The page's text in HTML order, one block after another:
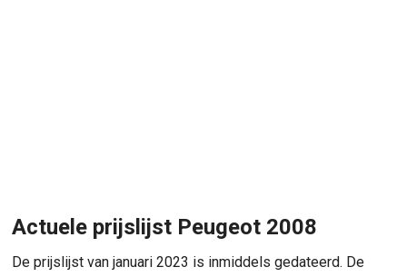
Actuele prijslijst Peugeot 2008
De prijslijst van januari 2023 is inmiddels gedateerd. De